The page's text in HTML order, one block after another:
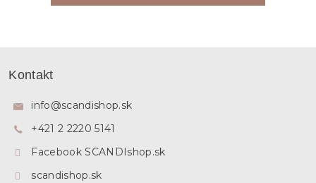
Kontakt
info@scandishop.sk
+421 2 2220 5141
Facebook SCANDIshop.sk
scandishop.sk